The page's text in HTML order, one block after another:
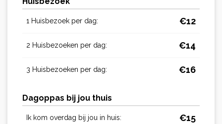
1 Huisbezoek per dag: €12
2 Huisbezoeken per dag: €14
3 Huisbezoeken per dag: €16
Dagoppas bij jou thuis
Ik kom overdag bij jou in huis: €15